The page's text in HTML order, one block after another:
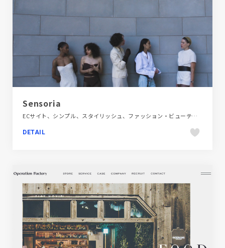
Sensoria
ECサイト、シンプル、スタイリッシュ、ファッション・ビューティー、ブランド・サービスサイト、ホワイト系、動画が流れる、大きめ写真、海外サイト
DETAIL